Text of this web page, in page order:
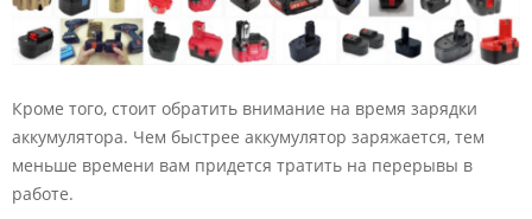
Кроме того, стоит обратить внимание на время зарядки
аккумулятора. Чем быстрее аккумулятор заряжается, тем
меньше времени вам придется тратить на перерывы в
работе.